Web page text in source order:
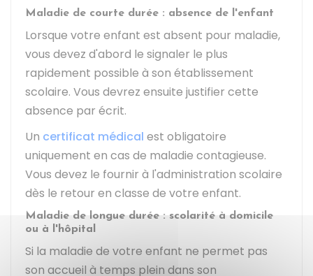
Maladie de courte durée : absence de l'enfant
Lorsque votre enfant est absent pour maladie,
vous devez d'abord le signaler le plus
rapidement possible à son établissement
scolaire. Vous devrez ensuite justifier cette
absence par écrit.
Un certificat médical est obligatoire
uniquement en cas de maladie contagieuse.
Vous devez le fournir à l'administration scolaire
dès le retour en classe de votre enfant.
Maladie de longue durée : scolarité à domicile
ou à l'hôpital
Si la maladie de votre enfant ne permet pas
son accueil à temps plein dans son